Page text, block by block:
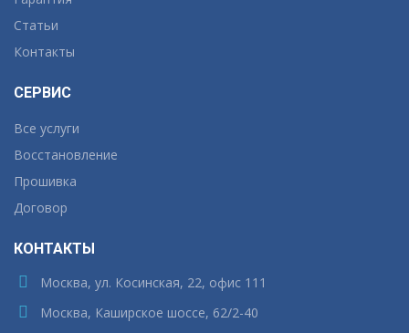
Статьи
Контакты
СЕРВИС
Все услуги
Восстановление
Прошивка
Договор
КОНТАКТЫ
Москва, ул. Косинская, 22, офис 111
Москва, Каширское шоссе, 62/2-40